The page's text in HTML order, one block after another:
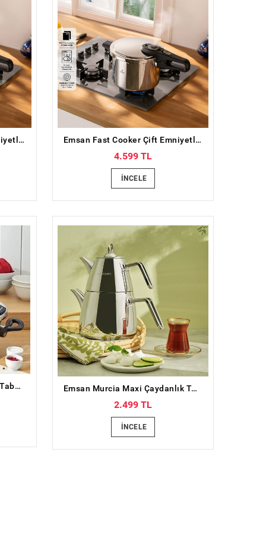
Emsan Fast Cooker Çift Emniyetli Düdüklü Tencere 4 Lt Emsan Fast Cooker Çift Emniyetli Düdüklü Tencere 6 Lt
4.599 TL
İNCELE
Emsan Montana İndüksiyon Tabanlı Düdüklü Tencere Seti Siyah Gri 4+6 Litre Emsan Murcia Maxi Çaydanlık Takımı
2.499 TL
İNCELE